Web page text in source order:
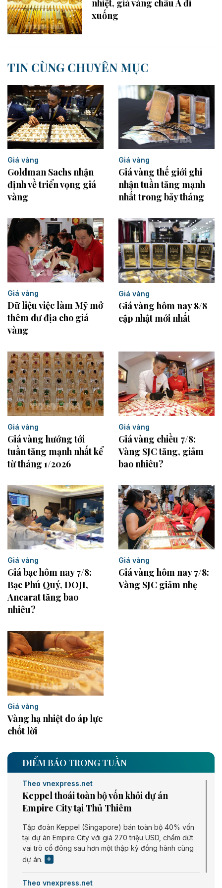
nhiệt, giá vàng châu Á đi
xuống
TIN CÙNG CHUYÊN MỤC
Giá vàng
Goldman Sachs nhận
định về triển vọng giá
vàng
Giá vàng
Giá vàng thế giới ghi
nhận tuần tăng mạnh
nhất trong bảy tháng
Giá vàng
Dữ liệu việc làm Mỹ mở
thêm dư địa cho giá
vàng
Giá vàng
Giá vàng hôm nay 8/8
cập nhật mới nhất
Giá vàng
Giá vàng hướng tới
tuần tăng mạnh nhất kể
từ tháng 1/2026
Giá vàng
Giá vàng chiều 7/8:
Vàng SJC tăng, giảm
bao nhiêu?
Giá vàng
Giá bạc hôm nay 7/8:
Bạc Phú Quý, DOJI,
Ancarat tăng bao
nhiêu?
Giá vàng
Giá vàng hôm nay 7/8:
Vàng SJC giảm nhẹ
Giá vàng
Vàng hạ nhiệt do áp lực
chốt lời
ĐIỂM BÁO TRONG TUẦN
Theo vnexpress.net
Keppel thoái toàn bộ vốn khỏi dự án
Empire City tại Thủ Thiêm
Tập đoàn Keppel (Singapore) bán toàn bộ 40% vốn
tại dự án Empire City với giá 270 triệu USD, chấm dứt
vai trò cổ đông sau hơn một thập kỷ đồng hành cùng
dự án.
Theo vnexpress.net